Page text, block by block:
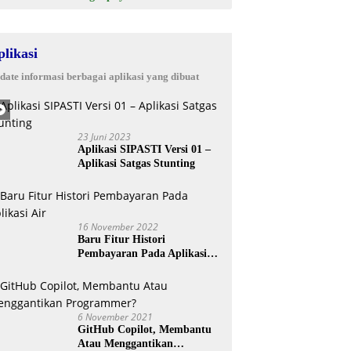
informasi berbagai aplikasi yang dibuat
23 Juni 2023
Aplikasi SIPASTI Versi 01 –
Aplikasi Satgas Stunting
16 November 2022
Baru Fitur Histori
Pembayaran Pada Aplikasi
6 November 2021
GitHub Copilot, Membantu
Atau Menggantikan